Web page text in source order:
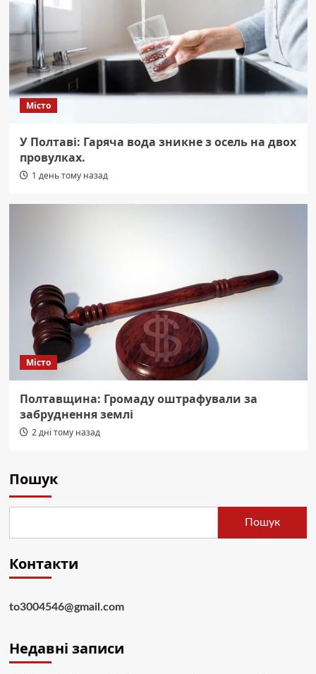
Місто
У Полтаві: Гаряча вода зникне з осель на двох
провулках.
1 день тому назад
Місто
Полтавщина: Громаду оштрафували за
забруднення землі
2 дні тому назад
Пошук
Пошук
Контакти
to3004546@gmail.com
Недавні записи